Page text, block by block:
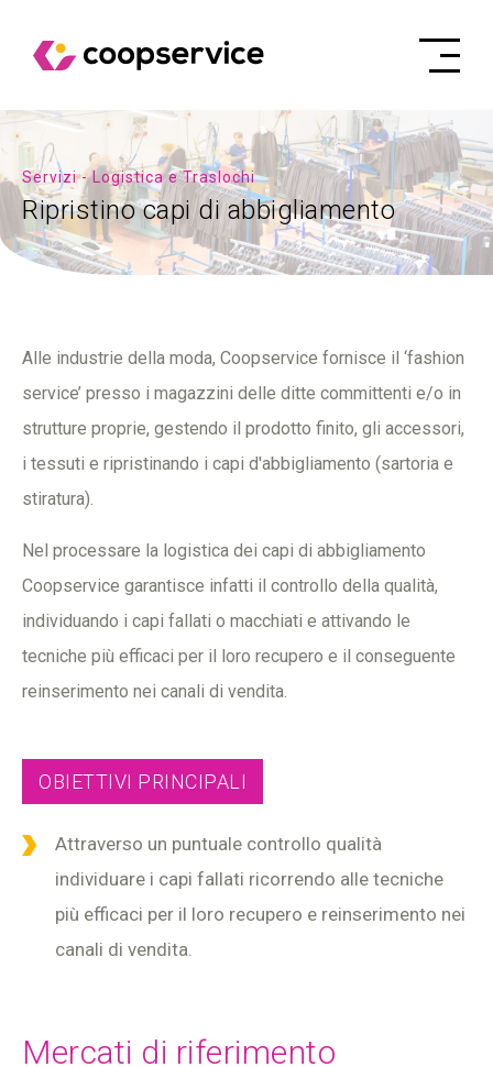
Servizi - Logistica e Traslochi
Ripristino capi di abbigliamento
Alle industrie della moda, Coopservice fornisce il ‘fashion
service’ presso i magazzini delle ditte committenti e/o in
strutture proprie, gestendo il prodotto finito, gli accessori,
i tessuti e ripristinando i capi d'abbigliamento (sartoria e
stiratura).
Nel processare la logistica dei capi di abbigliamento
Coopservice garantisce infatti il controllo della qualità,
individuando i capi fallati o macchiati e attivando le
tecniche più efficaci per il loro recupero e il conseguente
reinserimento nei canali di vendita.
OBIETTIVI PRINCIPALI
Attraverso un puntuale controllo qualità
individuare i capi fallati ricorrendo alle tecniche
più efficaci per il loro recupero e reinserimento nei
canali di vendita.
Mercati di riferimento